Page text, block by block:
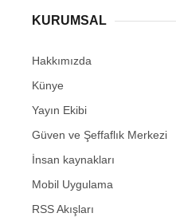
KURUMSAL
Hakkımızda
Künye
Yayın Ekibi
Güven ve Şeffaflık Merkezi
İnsan kaynakları
Mobil Uygulama
RSS Akışları